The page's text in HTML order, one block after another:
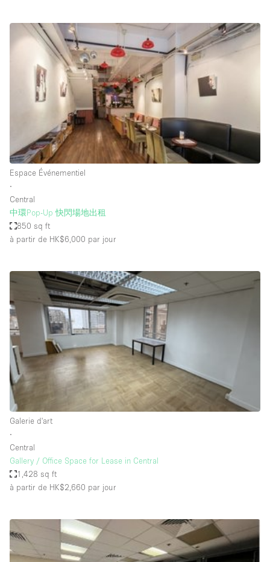
Boutique en Partage
Bureaux
Camion / Fourgon
Commerce
Container
Entrepôt / Espace Stockage / Box
Espace Atypique / Unique
Espace Créatif
Espace Événementiel
Galerie d'art
Lobby / Accueil
Maison / Villa / Hôtel Particulier
Restaurant / Bar / Café
Rooftop
Salle
Salle de Conférence
Salon / Festival
Studio Photo / Tournage
Étal de Marché
Caractéristiques de l'espace
Accès aux handicapés
Espace Événementiel
∙
Central
中環Pop-Up 快閃場地出租
850 sq ft
à partir de HK$6,000 par jour
Galerie d'art
∙
Central
Gallery / Office Space for Lease in Central
1,428 sq ft
à partir de HK$2,660 par jour